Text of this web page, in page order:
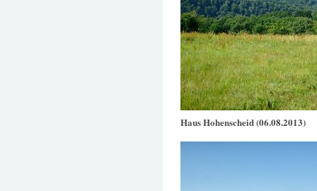
Haus Hohenscheid (06.08.2013)